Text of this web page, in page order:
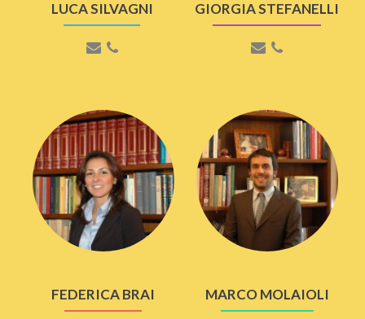
LUCA SILVAGNI GIORGIA STEFANELLI
FEDERICA BRAI MARCO MOLAIOLI